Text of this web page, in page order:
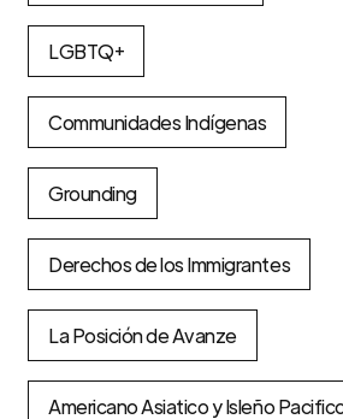
LGBTQ+
Communidades Indígenas
Grounding
Derechos de los Immigrantes
La Posición de Avanze
Americano Asiatico y Isleño